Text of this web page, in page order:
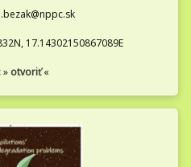
17.14302150867089E
» otvoriť«